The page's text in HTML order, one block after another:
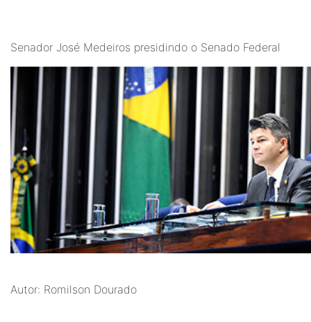
Senador José Medeiros presidindo o Senado Federal
Autor: Romilson Dourado